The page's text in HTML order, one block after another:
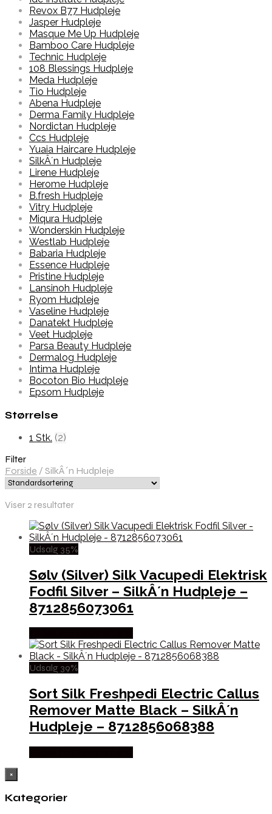
Revox B77 Hudpleje
Jasper Hudpleje
Masque Me Up Hudpleje
Bamboo Care Hudpleje
Technic Hudpleje
108 Blessings Hudpleje
Meda Hudpleje
Tio Hudpleje
Abena Hudpleje
Derma Family Hudpleje
Nordictan Hudpleje
Ccs Hudpleje
Yuaia Haircare Hudpleje
SilkÂ´n Hudpleje
Lirene Hudpleje
Herome Hudpleje
B.fresh Hudpleje
Vitry Hudpleje
Miqura Hudpleje
Wonderskin Hudpleje
Westlab Hudpleje
Babaria Hudpleje
Essence Hudpleje
Pristine Hudpleje
Lansinoh Hudpleje
Ryom Hudpleje
Vaseline Hudpleje
Danatekt Hudpleje
Veet Hudpleje
Parsa Beauty Hudpleje
Dermalog Hudpleje
Intima Hudpleje
Bocoton Bio Hudpleje
Epsom Hudpleje
Størrelse
1 Stk. (2)
Filter
Forside / SilkÂ´n Hudpleje
Viser 2 resultater
Udsalg 35%
Sølv (Silver) Silk Vacupedi Elektrisk
Fodfil Silver – SilkÂ´n Hudpleje –
8712856073061
Udsalg 39%
Sort Silk Freshpedi Electric Callus
Remover Matte Black – SilkÂ´n
Hudpleje – 8712856068388
×
Kategorier